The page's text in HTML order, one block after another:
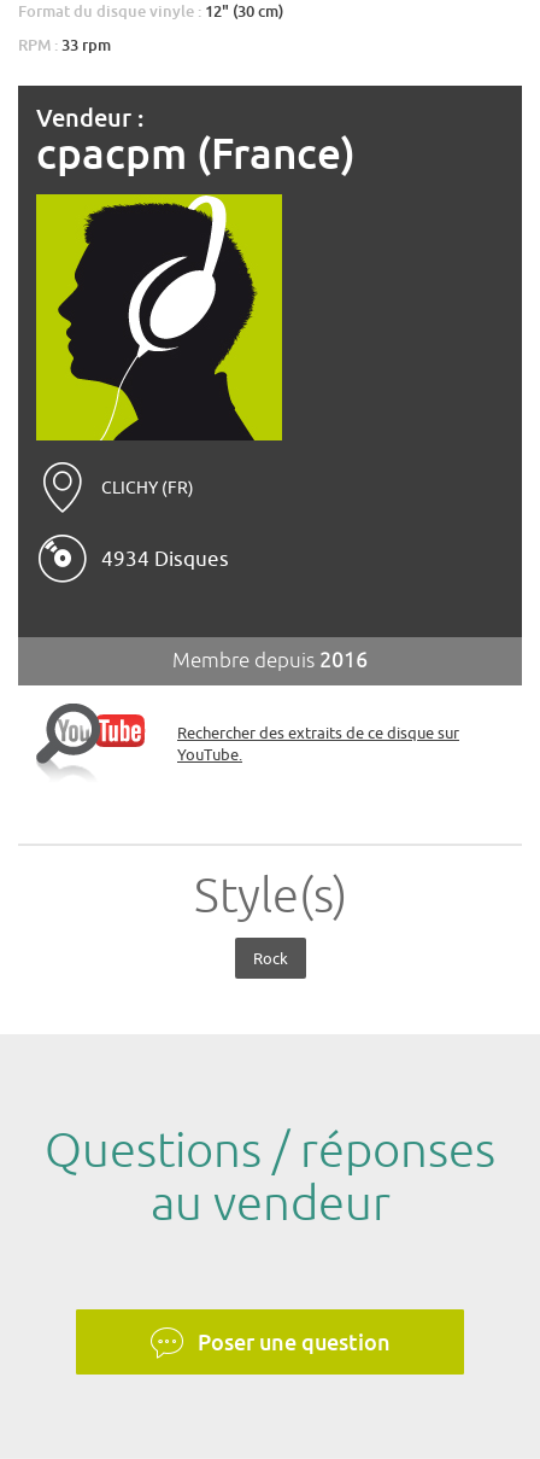
Format du disque vinyle : 12" (30 cm)
RPM : 33 rpm
Vendeur :
cpacpm (France)
CLICHY (FR)
4934 Disques
Membre depuis 2016
Rechercher des extraits de ce disque sur
YouTube.
Style(s)
Rock
Questions / réponses
au vendeur
Poser une question